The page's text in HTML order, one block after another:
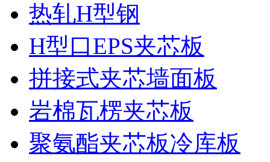
热轧H型钢
H型口EPS夹芯板
拼接式夹芯墙面板
岩棉瓦楞夹芯板
聚氨酯夹芯板冷库板